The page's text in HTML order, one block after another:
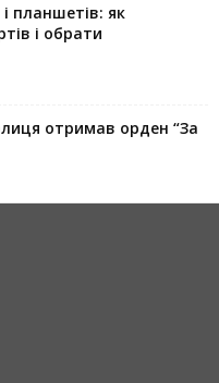
планшетів: як
і обрати
отримав орден “За